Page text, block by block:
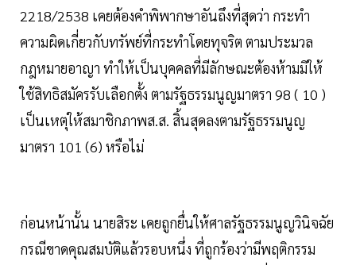
2218/2538 เคยต้องคำพิพากษาอันถึงที่สุดว่า กระทำ
ความผิดเกี่ยวกับทรัพย์ที่กระทำโดยทุจริต ตามประมวล
กฎหมายอาญา ทำให้เป็นบุคคลที่มีลักษณะต้องห้ามมิให้
ใช้สิทธิสมัครรับเลือกตั้ง ตามรัฐธรรมนูญมาตรา 98 ( 10 )
เป็นเหตุให้สมาชิกภาพส.ส. สิ้นสุดลงตามรัฐธรรมนูญ
มาตรา 101 (6) หรือไม่
ก่อนหน้านั้น นายสิระ เคยถูกยื่นให้ศาลรัฐธรรมนูญวินิจฉัย
กรณีขาดคุณสมบัติแล้วรอบหนึ่ง ที่ถูกร้องว่ามีพฤติกรรม